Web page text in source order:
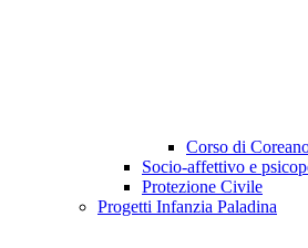
Corso di
Socio-affettivo e
Protezione Civile
Progetti Infanzia Paladina